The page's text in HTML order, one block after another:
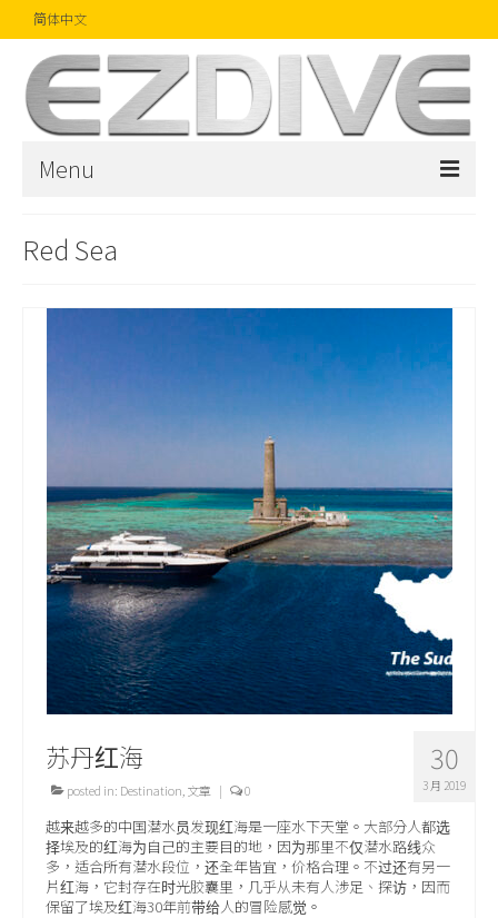
简体中文
Menu
摄影比赛
关于我们
Red Sea
30
3 月 2019
苏丹红海
posted in: Destination 文章 | 0
越来越多的中国潜水员发现红海是一座水下天堂。大部分人都选
择埃及的红海为自己的主要目的地，因为那里不仅潜水路线众
多，适合所有潜水段位，还全年皆宜，价格合理。不过还有另一
片红海，它封存在时光胶囊里，几乎从未有人涉足、探访，因而
保留了埃及红海30年前带给人的冒险感觉。